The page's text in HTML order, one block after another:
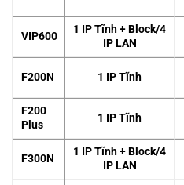
VIP600
1 IP Tĩnh + Block/4
IP LAN
F200N 1 IP Tĩnh
F200
Plus
1 IP Tĩnh
F300N
1 IP Tĩnh + Block/4
IP LAN